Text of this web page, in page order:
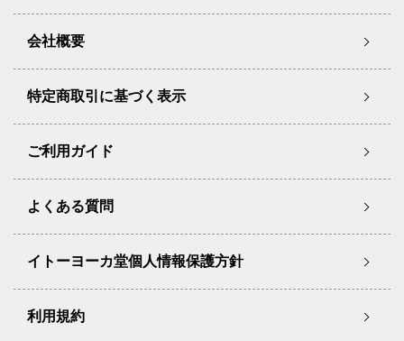
会社概要
特定商取引に基づく表示
ご利用ガイド
よくある質問
イトーヨーカ堂個人情報保護方針
利用規約